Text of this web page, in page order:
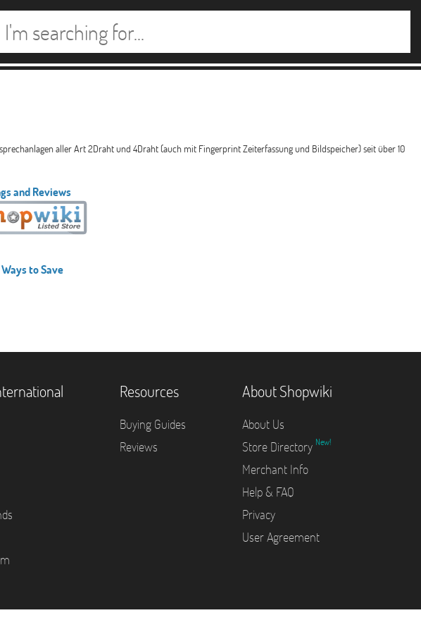
aller Art 2Draht und 4Draht (auch mit Fingerprint Zeiterfassung und Bildspeicher) seit über 10
and Reviews
to Save
Resources
Buying Guides
Reviews
About Shopwiki
About Us
Store Directory New!
Merchant Info
Help & FAQ
Privacy
User Agreement